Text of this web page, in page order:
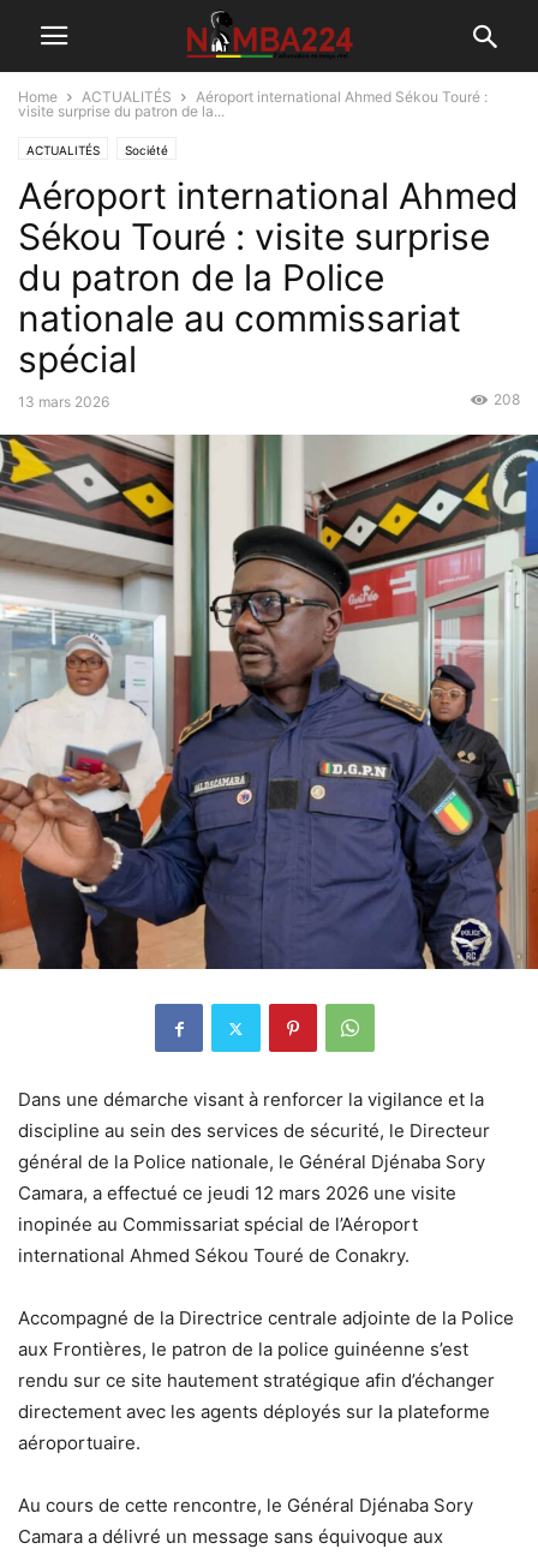
Home ACTUALITÉS
Aéroport international Ahmed Sékou Touré :
visite surprise du patron de la...
ACTUALITÉS Société
Aéroport international Ahmed
Sékou Touré : visite surprise
du patron de la Police
nationale au commissariat
spécial
13 mars 2026 208
Dans une démarche visant à renforcer la vigilance et la
discipline au sein des services de sécurité, le Directeur
général de la Police nationale, le Général Djénaba Sory
Camara, a effectué ce jeudi 12 mars 2026 une visite
inopinée au Commissariat spécial de l’Aéroport
international Ahmed Sékou Touré de Conakry.
Accompagné de la Directrice centrale adjointe de la Police
aux Frontières, le patron de la police guinéenne s’est
rendu sur ce site hautement stratégique afin d’échanger
directement avec les agents déployés sur la plateforme
aéroportuaire.
Au cours de cette rencontre, le Général Djénaba Sory
Camara a délivré un message sans équivoque aux